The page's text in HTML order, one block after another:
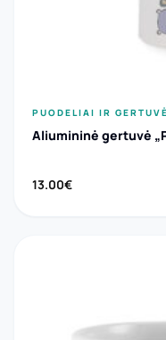
PUODELIAI IR
Aliumininė gertuvė
13.00€